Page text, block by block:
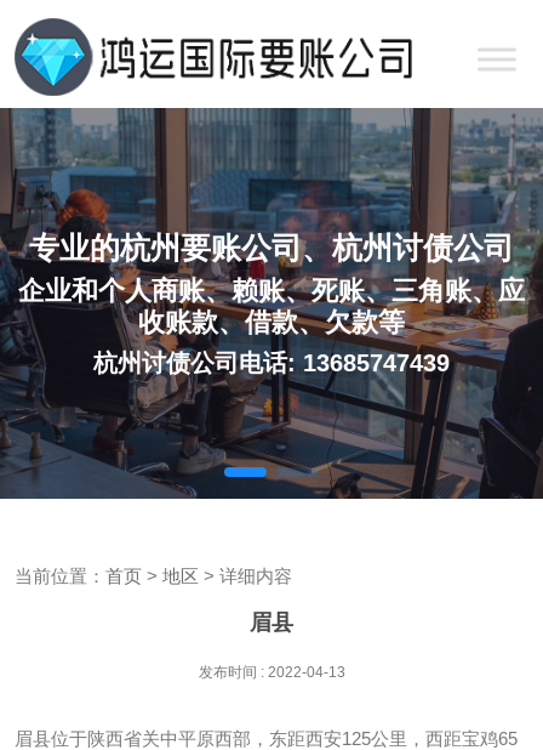
专业的杭州要账公司、杭州讨债公司
企业和个人商账、赖账、死账、三角账、应
收账款、借款、欠款等
杭州讨债公司电话: 13685747439
当前位置： 首页 > 地区 > 详细内容
眉县
发布时间 : 2022-04-13
眉县位于陕西省关中平原西部，东距西安125公里，西距宝鸡65